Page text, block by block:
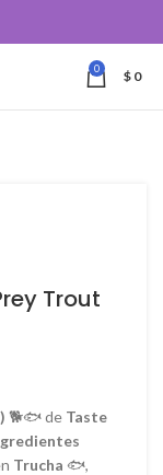
0 $ 0
Trout
🐕🐟 de Taste
Trucha 🐟,